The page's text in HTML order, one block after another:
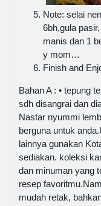
Note: selai
6bh,gula
manis dan 1
y mom…
Finish and
Bahan A : • tepung
sdh disangrai dan
Nastar nyummi
berguna untuk
lainnya gunakan
sediakan. koleksi
dan minuman yang
resep
mudah retak,